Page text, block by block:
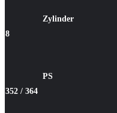
Zylinder
8
PS
352 / 364